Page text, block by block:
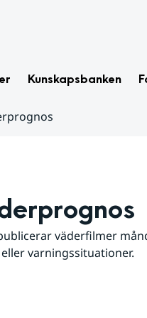
Kunskapsbanken
väderfilmer
varningssituationer.